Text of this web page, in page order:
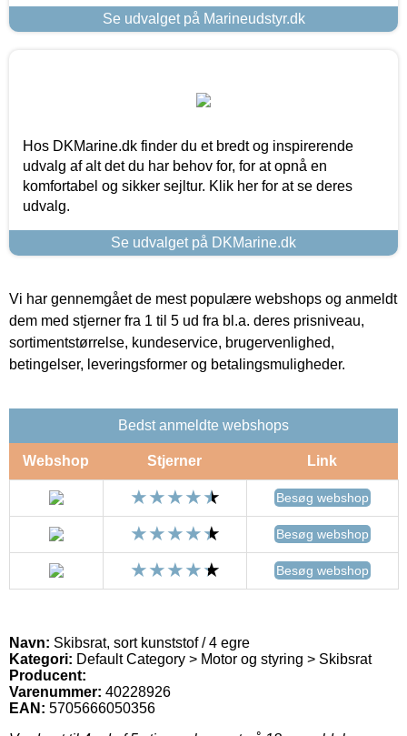
Se udvalget på Marineudstyr.dk
Hos DKMarine.dk finder du et bredt og inspirerende
udvalg af alt det du har behov for, for at opnå en
komfortabel og sikker sejltur. Klik her for at se deres
udvalg.
Se udvalget på DKMarine.dk
Vi har gennemgået de mest populære webshops og anmeldt
dem med stjerner fra 1 til 5 ud fra bl.a. deres prisniveau,
sortimentstørrelse, kundeservice, brugervenlighed,
betingelser, leveringsformer og betalingsmuligheder.
Bedst anmeldte webshops
Webshop Stjerner Link
Besøg webshop
Besøg webshop
Besøg webshop
Navn: Skibsrat, sort kunststof / 4 egre
Kategori: Default Category > Motor og styring > Skibsrat
Producent:
Varenummer: 40228926
EAN: 5705666050356